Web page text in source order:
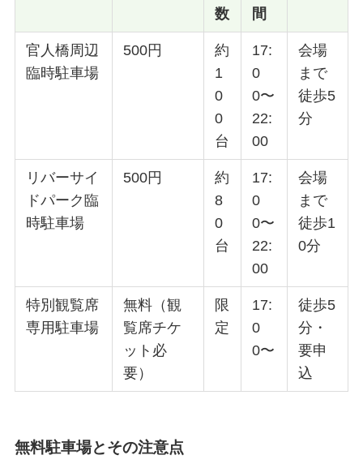
数
間
官人橋周辺
臨時駐車場
500円
約
1
0
0
台
17:
0
0〜
22:
00
会場
まで
徒歩5
分
リバーサイ
ドパーク臨
時駐車場
500円
約
8
0
台
17:
0
0〜
22:
00
会場
まで
徒歩1
0分
特別観覧席
専用駐車場
無料（観
覧席チケ
ット必
要）
限
定
17:
0
0〜
徒歩5
分・
要申
込
無料駐車場とその注意点